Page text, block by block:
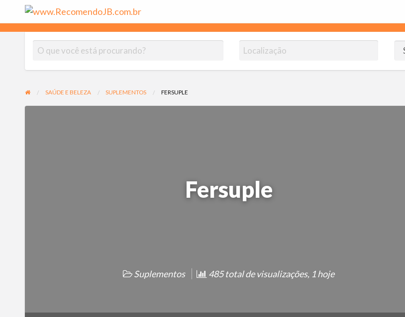
www.RecomendoJB.com.br
As melhores empresas indicadas por moradores do Jardim Botânico!
SAÚDE E BELEZA SUPLEMENTOS FERSUPLE
Fersuple
Suplementos 485 total de visualizações, 1 hoje